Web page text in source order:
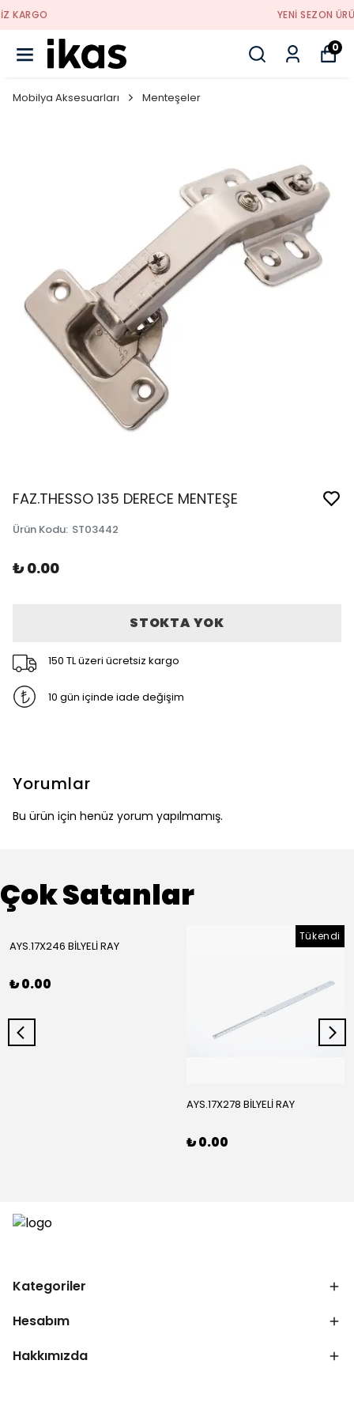
0
Mobilya Aksesuarları Menteşeler
FAZ.THESSO 135 DERECE MENTEŞE
Ürün Kodu: ST03442
₺ 0.00
STOKTA YOK
150 TL üzeri ücretsiz kargo
10 gün içinde iade değişim
Yorumlar
Bu ürün için henüz yorum yapılmamış.
Çok Satanlar
AYS.17X246 BİLYELİ RAY
₺ 0.00
Tükendi
AYS.17X278 BİLYELİ RAY
₺ 0.00
Kategoriler
Hesabım
Hakkımızda